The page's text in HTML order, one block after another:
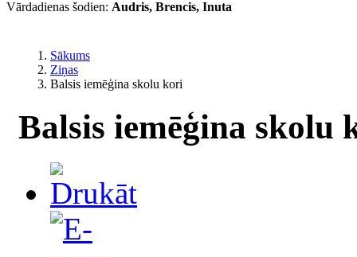
Vārdadienas šodien: Audris, Brencis, Inuta
Sākums
Ziņas
Balsis iemēģina skolu kori
Balsis iemēģina skolu